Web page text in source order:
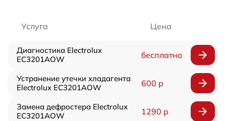
Услуга Цена
Диагностика Electrolux
EC3201AOW
бесплатно
Устранение утечки хладагента
Electrolux EC3201AOW
600 р
Замена дефростера Electrolux
EC3201AOW
1290 р